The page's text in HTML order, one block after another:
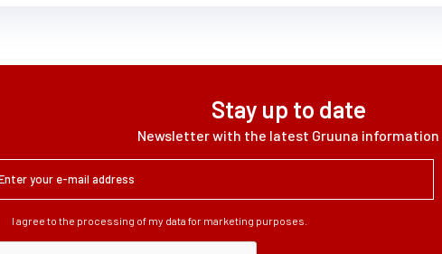
Stay up to date
Newsletter with the latest Gruuna information
I agree to the processing of my data for marketing purposes.